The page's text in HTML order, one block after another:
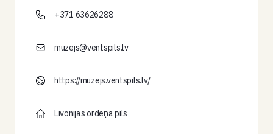
+371 63626288
muzejs@ventspils.lv
https://muzejs.ventspils.lv/
Livonijas ordeņa pils